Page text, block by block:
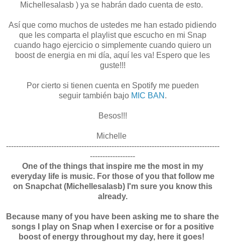
Michellesalasb ) ya se habrán dado cuenta de esto.
Así que como muchos de ustedes me han estado pidiendo
que les comparta el playlist que escucho en mi Snap
cuando hago ejercicio o simplemente cuando quiero un
boost de energia en mi día, aquí les va! Espero que les
guste!!!
Por cierto si tienen cuenta en Spotify me pueden
seguir también bajo MIC BAN .
Besos!!!
Michelle
-------------------------------------------------------------------------------------
------------------
One of the things that inspire me the most in my
everyday life is music. For those of you that follow me
on Snapchat (Michellesalasb) I'm sure you know this
already.
Because many of you have been asking me to share the
songs I play on Snap when I exercise or for a positive
boost of energy throughout my day, here it goes!